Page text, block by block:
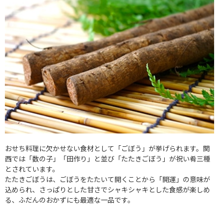
おせち料理に欠かせない食材として「ごぼう」が挙げられます。関
西では「数の子」「田作り」と並び「たたきごぼう」が祝い肴三種
とされています。
たたきごぼうは、ごぼうをたたいて開くことから「開運」の意味が
込められ、さっぱりとした甘さでシャキシャキとした食感が楽しめ
る、ふだんのおかずにも最適な一品です。